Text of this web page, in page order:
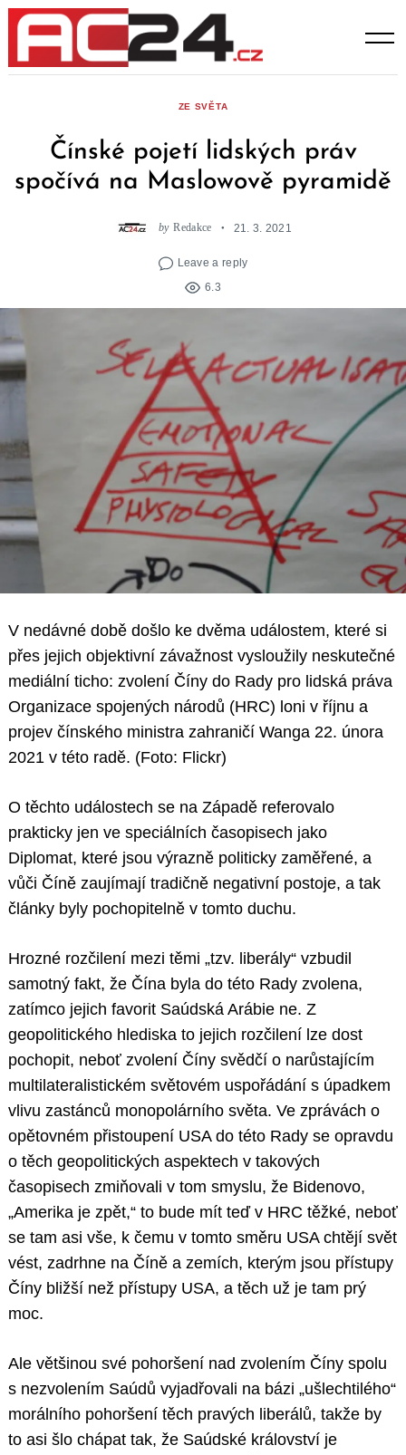
Skip
content
ZE SVĚTA
Čínské pojetí lidských práv
spočívá na Maslowově pyramidě
by Redakce 21. 3. 2021
Leave a reply
6.3
V nedávné době došlo ke dvěma událostem, které si
přes jejich objektivní závažnost vysloužily neskutečné
mediální ticho: zvolení Číny do Rady pro lidská práva
Organizace spojených národů (HRC) loni v říjnu a
projev čínského ministra zahraničí Wanga 22. února
2021 v této radě. (Foto: Flickr)
O těchto událostech se na Západě referovalo
prakticky jen ve speciálních časopisech jako
Diplomat, které jsou výrazně politicky zaměřené, a
vůči Číně zaujímají tradičně negativní postoje, a tak
články byly pochopitelně v tomto duchu.
Hrozné rozčilení mezi těmi „tzv. liberály“ vzbudil
samotný fakt, že Čína byla do této Rady zvolena,
zatímco jejich favorit Saúdská Arábie ne. Z
geopolitického hlediska to jejich rozčilení lze dost
pochopit, neboť zvolení Číny svědčí o narůstajícím
multilateralistickém světovém uspořádání s úpadkem
vlivu zastánců monopolárního světa. Ve zprávách o
opětovném přistoupení USA do této Rady se opravdu
o těch geopolitických aspektech v takových
časopisech zmiňovali v tom smyslu, že Bidenovo,
„Amerika je zpět,“ to bude mít teď v HRC těžké, neboť
se tam asi vše, k čemu v tomto směru USA chtějí svět
vést, zadrhne na Číně a zemích, kterým jsou přístupy
Číny bližší než přístupy USA, a těch už je tam prý
moc.
Ale většinou své pohoršení nad zvolením Číny spolu
s nezvolením Saúdů vyjadřovali na bázi „ušlechtilého“
morálního pohoršení těch pravých liberálů, takže by
to asi šlo chápat tak, že Saúdské království je